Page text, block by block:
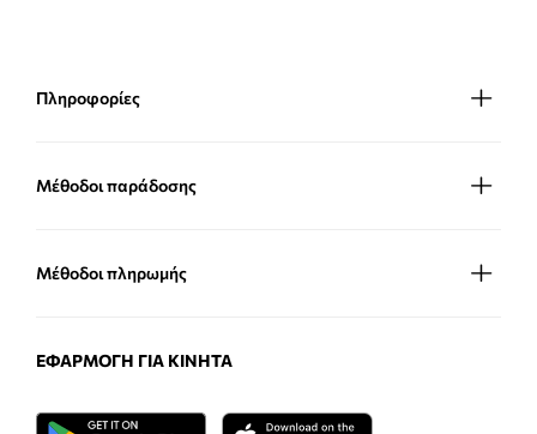
Πληροφορίες
Μέθοδοι παράδοσης
Μέθοδοι πληρωμής
ΕΦΑΡΜΟΓΉ ΓΙΑ ΚΙΝΗΤΆ